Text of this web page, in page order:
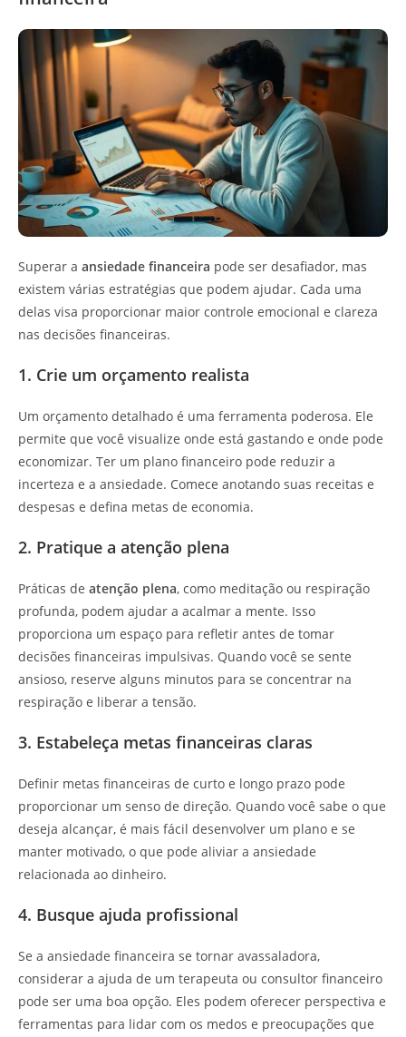
Superar a ansiedade financeira pode ser desafiador, mas
existem várias estratégias que podem ajudar. Cada uma
delas visa proporcionar maior controle emocional e clareza
nas decisões financeiras.
1. Crie um orçamento realista
Um orçamento detalhado é uma ferramenta poderosa. Ele
permite que você visualize onde está gastando e onde pode
economizar. Ter um plano financeiro pode reduzir a
incerteza e a ansiedade. Comece anotando suas receitas e
despesas e defina metas de economia.
2. Pratique a atenção plena
Práticas de atenção plena, como meditação ou respiração
profunda, podem ajudar a acalmar a mente. Isso
proporciona um espaço para refletir antes de tomar
decisões financeiras impulsivas. Quando você se sente
ansioso, reserve alguns minutos para se concentrar na
respiração e liberar a tensão.
3. Estabeleça metas financeiras claras
Definir metas financeiras de curto e longo prazo pode
proporcionar um senso de direção. Quando você sabe o que
deseja alcançar, é mais fácil desenvolver um plano e se
manter motivado, o que pode aliviar a ansiedade
relacionada ao dinheiro.
4. Busque ajuda profissional
Se a ansiedade financeira se tornar avassaladora,
considerar a ajuda de um terapeuta ou consultor financeiro
pode ser uma boa opção. Eles podem oferecer perspectiva e
ferramentas para lidar com os medos e preocupações que